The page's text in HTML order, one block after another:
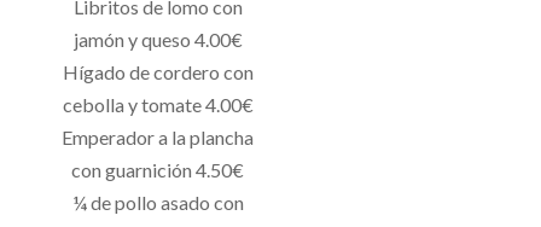
Libritos de lomo con
jamón y queso 4.00€
Hígado de cordero con
cebolla y tomate 4.00€
Emperador a la plancha
con guarnición 4.50€
¼ de pollo asado con